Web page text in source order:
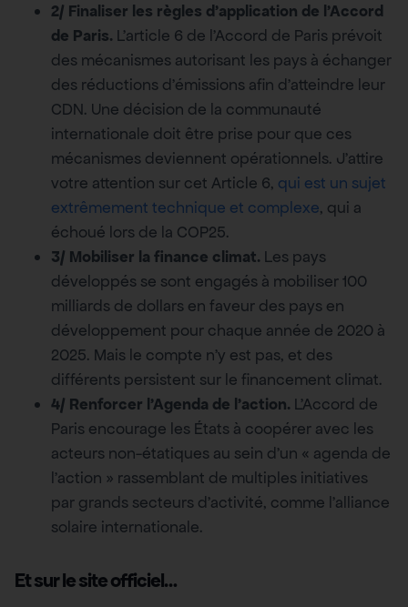
2/ Finaliser les règles d’application de l’Accord
de Paris. L’article 6 de l’Accord de Paris prévoit
des mécanismes autorisant les pays à échanger
des réductions d’émissions afin d’atteindre leur
CDN. Une décision de la communauté
internationale doit être prise pour que ces
mécanismes deviennent opérationnels. J’attire
votre attention sur cet Article 6, qui est un sujet
extrêmement technique et complexe, qui a
échoué lors de la COP25.
3/ Mobiliser la finance climat. Les pays
développés se sont engagés à mobiliser 100
milliards de dollars en faveur des pays en
développement pour chaque année de 2020 à
2025. Mais le compte n’y est pas, et des
différents persistent sur le financement climat.
4/ Renforcer l’Agenda de l’action. L’Accord de
Paris encourage les États à coopérer avec les
acteurs non-étatiques au sein d’un « agenda de
l’action » rassemblant de multiples initiatives
par grands secteurs d’activité, comme l’alliance
solaire internationale.
Et sur le site officiel…